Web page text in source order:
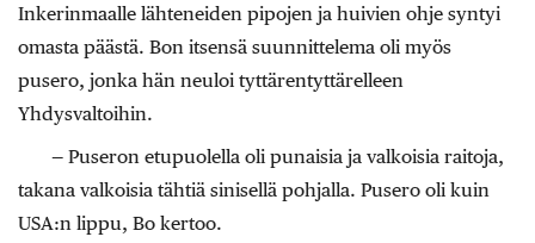
Inkerinmaalle lähteneiden pipojen ja huivien ohje syntyi
omasta päästä. Bon itsensä suunnittelema oli myös
pusero, jonka hän neuloi tyttärentyttärelleen
Yhdysvaltoihin.
— Puseron etupuolella oli punaisia ja valkoisia raitoja,
takana valkoisia tähtiä sinisellä pohjalla. Pusero oli kuin
USA:n lippu, Bo kertoo.